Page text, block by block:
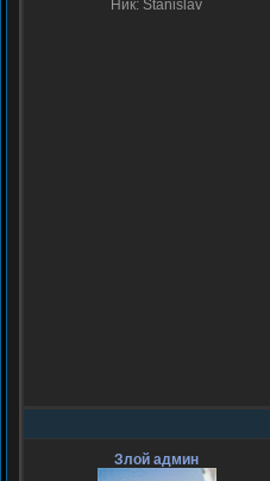
Ник: Stanislav
Злой админ